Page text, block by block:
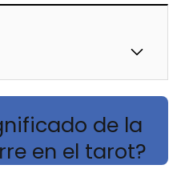
de la
en el tarot?